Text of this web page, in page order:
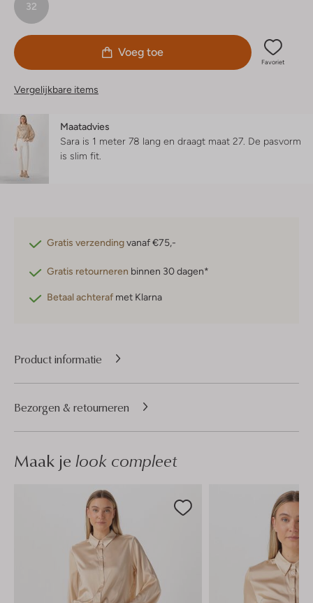
32
Voeg toe
Favoriet
Vergelijkbare items
Maatadvies
Sara is 1 meter 78 lang en draagt maat 27. De pasvorm
is slim fit
Gratis verzendingvanaf €75,-
Gratis retourneren binnen 30 dagen*
Betaal achteraf met Klarna
Product informatie
Bezorgen & retourneren
Maak je look compleet